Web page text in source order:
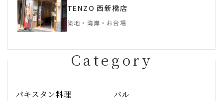
TENZO 西新橋店
築地・湾岸・お台場
Category
パキスタン料理
バル